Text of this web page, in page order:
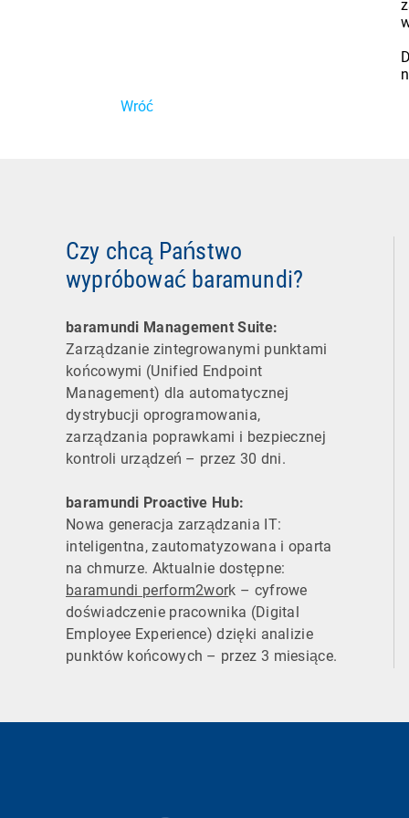
Wróć
Czy chcą Państwo
wypróbować baramundi?
baramundi Management Suite:
Zarządzanie zintegrowanymi punktami
końcowymi (Unified Endpoint
Management) dla automatycznej
dystrybucji oprogramowania,
zarządzania poprawkami i bezpiecznej
kontroli urządzeń – przez 30 dni.
baramundi Proactive Hub:
Nowa generacja zarządzania IT:
inteligentna, zautomatyzowana i oparta
na chmurze. Aktualnie dostępne:
baramundi perform2work – cyfrowe
doświadczenie pracownika (Digital
Employee Experience) dzięki analizie
punktów końcowych – przez 3 miesiące.